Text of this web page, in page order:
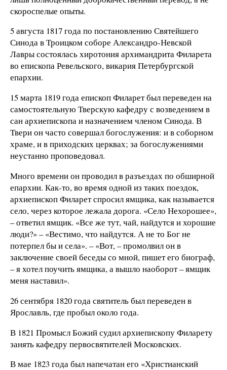
скороспелые опыты.
5 августа 1817 года по постановлению Святейшего
Синода в Троицком соборе Александро-Невской
Лавры состоялась хиротония архимандрита Филарета
во епископа Ревельского, викария Петербургской
епархии.
15 марта 1819 года епископ Филарет был переведен на
самостоятельную Тверскую кафедру с возведением в
сан архиепископа и назначением членом Синода. В
Твери он часто совершал богослужения: и в соборном
храме, и в приходских церквах; за богослужениями
неустанно проповедовал.
Много времени он проводил в разъездах по обширной
епархии. Как-то, во время одной из таких поездок,
архиепископ Филарет спросил ямщика, как называется
село, через которое лежала дорога. «Село Нехорошее»,
– ответил ямщик. «Все же тут, чай, найдутся и хорошие
люди?» – «Вестимо, что найдутся. А не то Бог не
потерпел бы и села». – «Вот, – промолвил он в
заключение своей беседы со мной, пишет его биограф,
– я хотел поучить ямщика, а вышло наоборот – ямщик
меня наставил».
26 сентября 1820 года святитель был переведен в
Ярославль, где пробыл около года.
В 1821 Промысл Божий судил архиепископу Филарету
занять кафедру первосвятителей Московских.
В мае 1823 года был напечатан его «Христианский